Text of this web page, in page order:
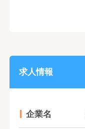
求人情報
企業名